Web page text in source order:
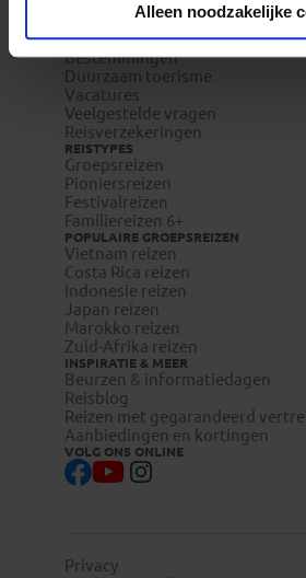
Alleen noodzakelijke
REIZEN MET KONING AAP
Waarom Koning Aap?
Bestemmingen
Duurzaam toerisme
Vacatures
Veelgestelde vragen
Reisverzekeringen
REISTYPES
Groepsreizen
Pioniersreizen
Festivalreizen
Familiereizen 6+
POPULAIRE GROEPSREIZEN
Vietnam reizen
Costa Rica reizen
Indonesie reizen
Japan reizen
Marokko reizen
Zuid-Afrika reizen
INSPIRATIE & MEER
Beurzen & informatiedagen
Reisblog
Reizen met gegarandeerd
Aanbiedingen en kortingen
VOLG ONS ONLINE
Privacy